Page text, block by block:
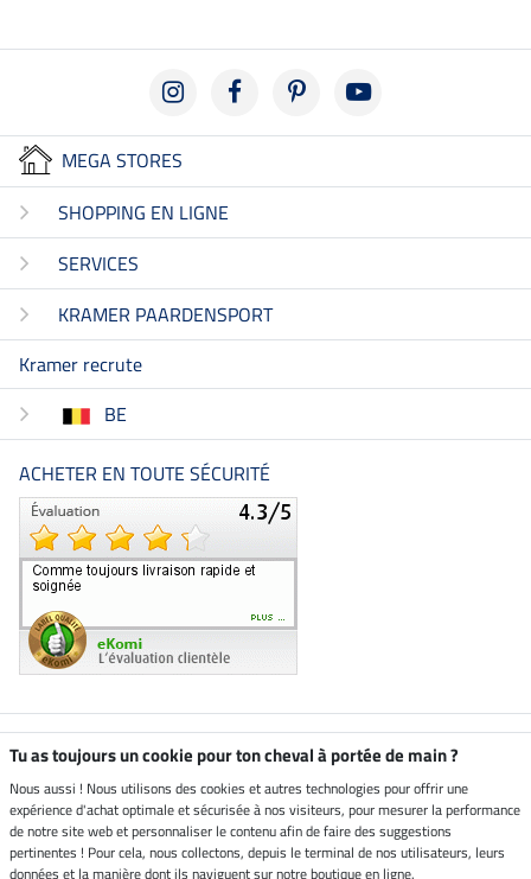
MEGA STORES
SHOPPING EN LIGNE
SERVICES
KRAMER PAARDENSPORT
Kramer recrute
BE
ACHETER EN TOUTE SÉCURITÉ
Boutique climatiquement
neutre
Livraison par
Tu as toujours un cookie pour ton cheval à portée de main ?
Nous aussi ! Nous utilisons des cookies et autres technologies pour offrir une
expérience d'achat optimale et sécurisée à nos visiteurs, pour mesurer la performance
de notre site web et personnaliser le contenu afin de faire des suggestions
pertinentes ! Pour cela, nous collectons, depuis le terminal de nos utilisateurs, leurs
données et la manière dont ils naviguent sur notre boutique en ligne.